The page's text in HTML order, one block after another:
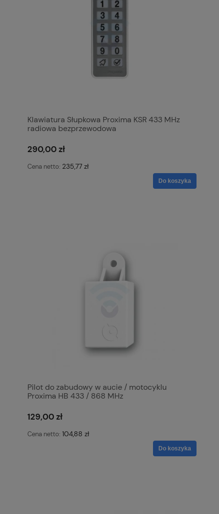
Klawiatura Słupkowa Proxima KSR 433 MHz
radiowa bezprzewodowa
290,00 zł
Cena netto: 235,77 zł
Do koszyka
Pilot do zabudowy w aucie / motocyklu
Proxima HB 433 / 868 MHz
129,00 zł
Cena netto: 104,88 zł
Do koszyka